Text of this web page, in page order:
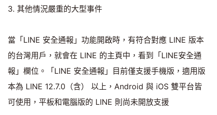
3. 其他情況嚴重的大型事件
當「LINE 安全通報」功能開啟時，有符合對應 LINE 版本
的台灣用戶，就會在 LINE 的主頁中，看到「LINE安全通
報」欄位。「LINE 安全通報」目前僅支援手機版，適用版
本為 LINE 12.7.0（含） 以上，Android 與 iOS 雙平台皆
可使用，平板和電腦版的 LINE 則尚未開放支援